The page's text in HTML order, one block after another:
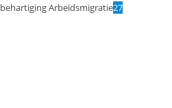
Arbeidsmigratie27